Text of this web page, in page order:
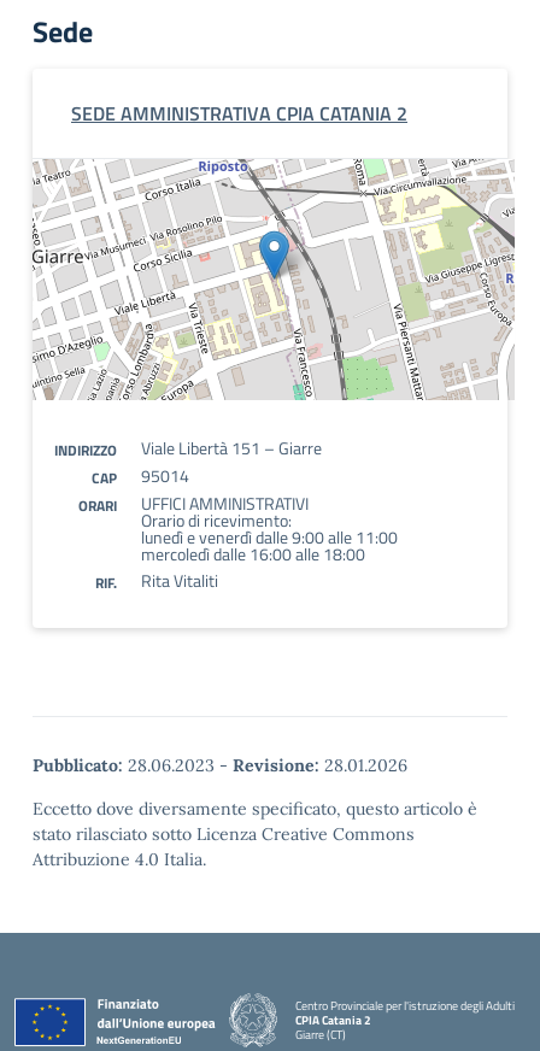
Sede
SEDE AMMINISTRATIVA CPIA CATANIA 2
INDIRIZZO Viale Libertà 151 – Giarre
CAP 95014
ORARI UFFICI AMMINISTRATIVI
Orario di ricevimento:
lunedì e venerdì dalle 9:00 alle 11:00
mercoledì dalle 16:00 alle 18:00
RIF. Rita Vitaliti
Pubblicato: 28.06.2023 - Revisione: 28.01.2026
Eccetto dove diversamente specificato, questo articolo è
stato rilasciato sotto Licenza Creative Commons
Attribuzione 4.0 Italia.
Centro Provinciale per l'istruzione degli Adulti
CPIA Catania 2
Giarre (CT)